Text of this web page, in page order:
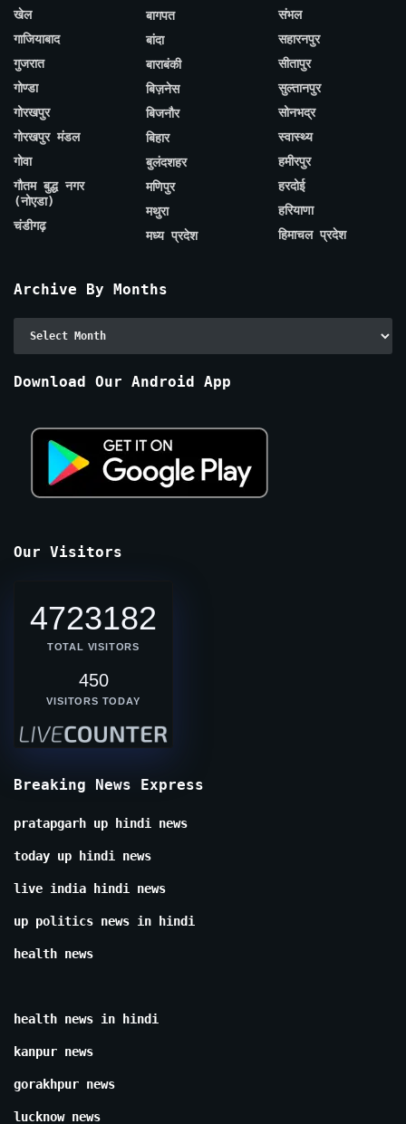
खेल
गाजियाबाद
गुजरात
गोण्डा
गोरखपुर
गोरखपुर मंडल
गोवा
गौतम बुद्ध नगर
(नोएडा)
चंडीगढ़
बागपत
बांदा
बाराबंकी
बिज़नेस
बिजनौर
बिहार
बुलंदशहर
मणिपुर
मथुरा
मध्य प्रदेश
संभल
सहारनपुर
सीतापुर
सुल्तानपुर
सोनभद्र
स्वास्थ्य
हमीरपुर
हरदोई
हरियाणा
हिमाचल प्रदेश
Archive By Months
Archive
Download Our Android App
Our Visitors
4723182
TOTAL VISITORS
450
VISITORS TODAY
Breaking News Express
pratapgarh up hindi news
today up hindi news
live india hindi news
up politics news in hindi
health news
health news in hindi
kanpur news
gorakhpur news
lucknow news